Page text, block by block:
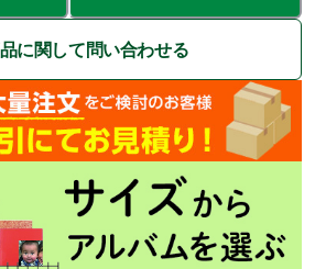
に関して問い合わせる